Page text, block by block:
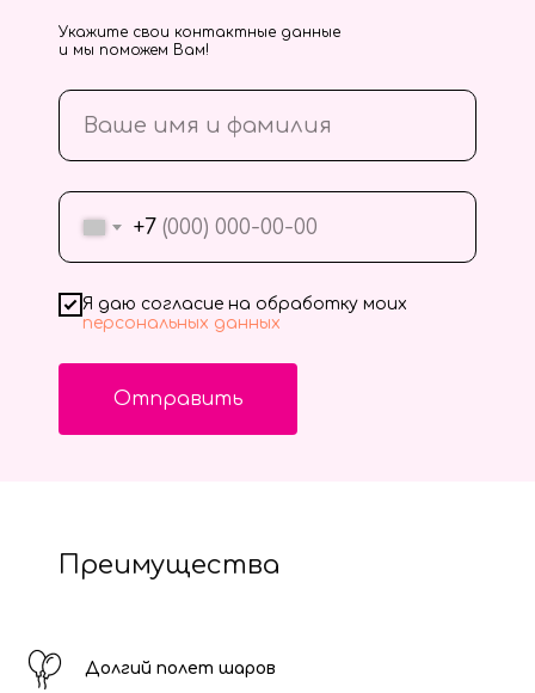
+7
Я даю согласие на обработку моих
персональных данных
Отправить
Укажите свои контактные данные
и мы поможем Вам!
Преимущества
Долгий полет шаров